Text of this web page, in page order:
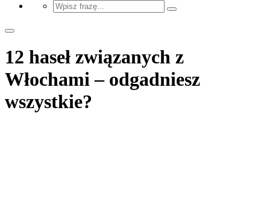
12 haseł związanych z
Włochami – odgadniesz
wszystkie?